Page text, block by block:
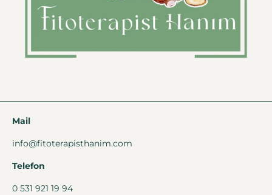
Mail
info@fitoterapisthanim.com
Telefon
0 531 921 19 94